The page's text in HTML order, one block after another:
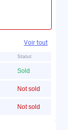
Voir tout
Statut
Sold
Not sold
Not sold